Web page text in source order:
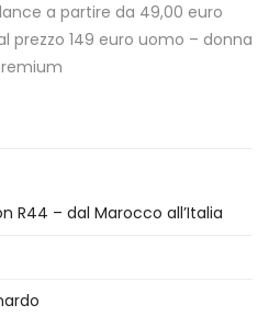
a partire da 49,00 euro
prezzo 149 euro uomo – donna
R44 – dal Marocco all’Italia